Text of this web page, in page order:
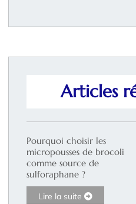
Articles
Pourquoi choisir les
micropousses de brocoli
comme source de
sulforaphane ?
Lire la suite